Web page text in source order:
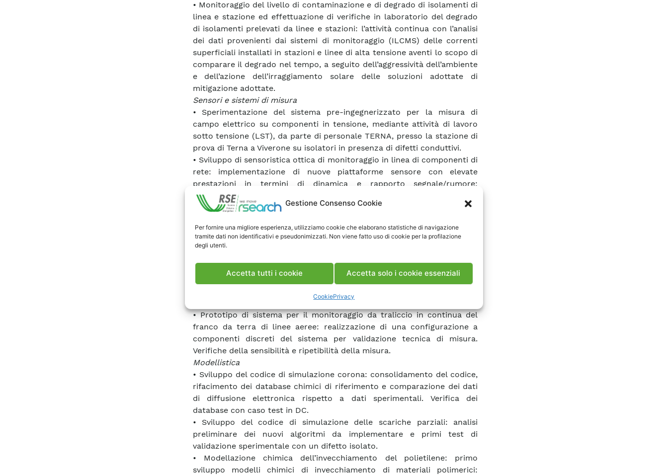
Gestione Consenso Cookie
Per fornire una migliore esperienza, utilizziamo cookie che elaborano statistiche di navigazione
tramite dati non identificativi e pseudonimizzati. Non viene fatto uso di cookie per la profilazione
degli utenti.
Accetta tutti i cookie Accetta solo i cookie essenziali
CookiePrivacy
• Monitoraggio del livello di contaminazione e di degrado di isolamenti di
linea e stazione ed effettuazione di verifiche in laboratorio del degrado
di isolamenti prelevati da linee e stazioni: l’attività continua con l’analisi
dei dati provenienti dai sistemi di monitoraggio (ILCMS) delle correnti
superficiali installati in stazioni e linee di alta tensione aventi lo scopo di
comparare il degrado nel tempo, a seguito dell’aggressività dell’ambiente
e dell’azione dell’irraggiamento solare delle soluzioni adottate di
mitigazione adottate.
Sensori e sistemi di misura
• Sperimentazione del sistema pre-ingegnerizzato per la misura di
campo elettrico su componenti in tensione, mediante attività di lavoro
sotto tensione (LST), da parte di personale TERNA, presso la stazione di
prova di Terna a Viverone su isolatori in presenza di difetti conduttivi.
• Sviluppo di sensoristica ottica di monitoraggio in linea di componenti di
rete: implementazione di nuove piattaforme sensore con elevate
prestazioni in termini di dinamica e rapporto segnale/rumore;
ottimizzazione e sistematizzazione della procedura di lavorazione della
piattaforma ottica e dell’interfaccia sensibile con il film polimerico e
• Sensore di campo capacitivo: studio di fattibilità di un sensore
capacitivo di campo elettrico per il rilievo delle scariche parziali da
• Progettazione e realizzazione del sensore di campo elettro-ottico:
prototipazione, assemblaggio e una prima fase di test del sensore
campi impulsivi con un altissimo contenuto in frequenza. 
• Prototipo di sistema per il monitoraggio da traliccio in continua del
franco da terra di linee aeree: realizzazione di una configurazione a
componenti discreti del sistema per validazione tecnica di misura.
Verifiche della sensibilità e ripetibilità della misura.
Modellistica
• Sviluppo del codice di simulazione corona: consolidamento del codice,
rifacimento dei database chimici di riferimento e comparazione dei dati
di diffusione elettronica rispetto a dati sperimentali. Verifica dei
database con caso test in DC.
• Sviluppo del codice di simulazione delle scariche parziali: analisi
preliminare dei nuovi algoritmi da implementare e primi test di
validazione sperimentale con un difetto isolato.
• Modellazione chimica dell’invecchiamento del polietilene: primo
sviluppo modelli chimici di invecchiamento di materiali polimerici: